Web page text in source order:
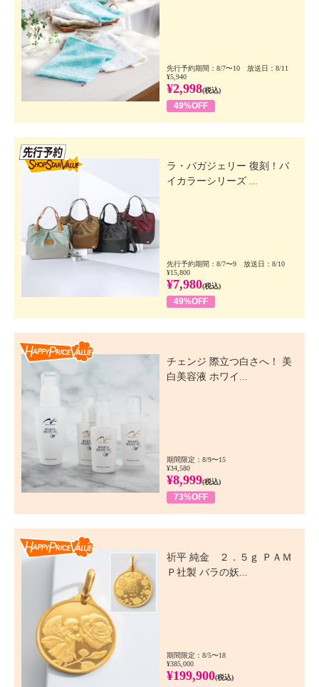
先行予約期間：8/7〜10 放送日：8/11
¥5,940
¥2,998(税込)
49%OFF
ラ・バガジェリー 復刻！バ
イカラーシリーズ ...
先行予約期間：8/7〜9 放送日：8/10
¥15,800
¥7,980(税込)
49%OFF
チェンジ 際立つ白さへ！ 美
白美容液 ホワイ...
期間限定：8/9〜15
¥34,580
¥8,999(税込)
73%OFF
祈平 純金 ２．５ｇ ＰＡＭ
Ｐ社製 バラの妖...
期間限定：8/5〜18
¥385,000
¥199,900(税込)